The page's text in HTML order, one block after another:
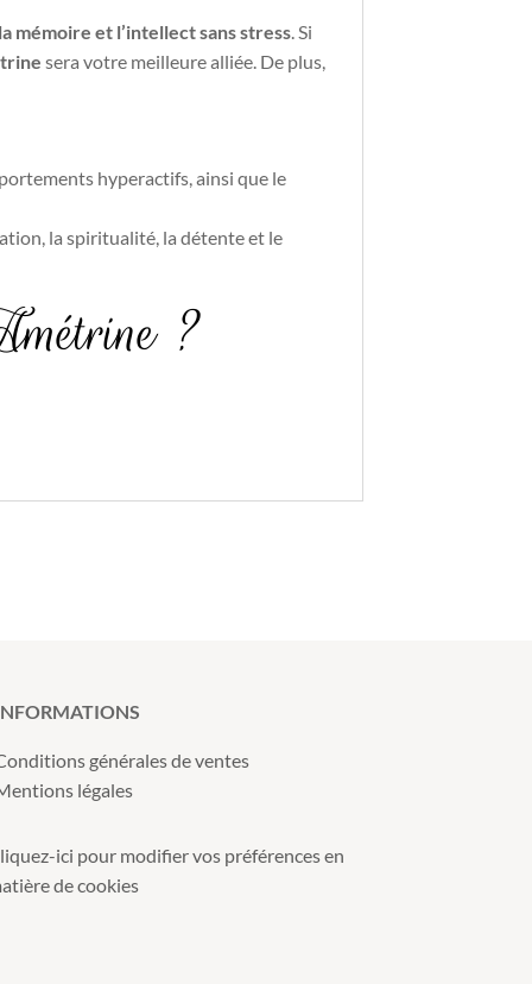
mémoire et l’intellect sans stress. Si
sera votre meilleure alliée. De plus,
hyperactifs, ainsi que le
la spiritualité, la détente et le
?
générales de ventes
légales
ici pour modifier vos préférences en
de cookies